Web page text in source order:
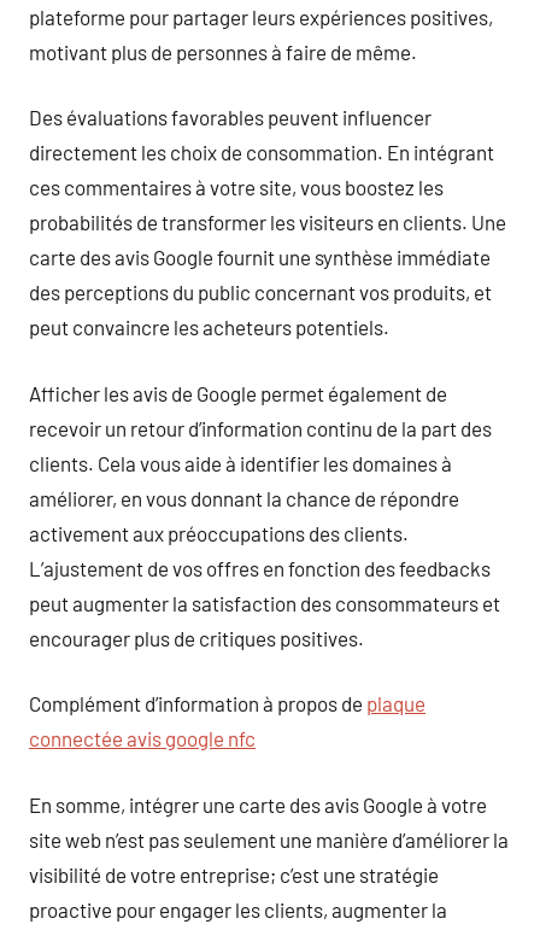
plateforme pour partager leurs expériences positives,
motivant plus de personnes à faire de même.
Des évaluations favorables peuvent influencer
directement les choix de consommation. En intégrant
ces commentaires à votre site, vous boostez les
probabilités de transformer les visiteurs en clients. Une
carte des avis Google fournit une synthèse immédiate
des perceptions du public concernant vos produits, et
peut convaincre les acheteurs potentiels.
Afficher les avis de Google permet également de
recevoir un retour d’information continu de la part des
clients. Cela vous aide à identifier les domaines à
améliorer, en vous donnant la chance de répondre
activement aux préoccupations des clients.
L’ajustement de vos offres en fonction des feedbacks
peut augmenter la satisfaction des consommateurs et
encourager plus de critiques positives.
Complément d’information à propos de plaque
connectée avis google nfc
En somme, intégrer une carte des avis Google à votre
site web n’est pas seulement une manière d’améliorer la
visibilité de votre entreprise; c’est une stratégie
proactive pour engager les clients, augmenter la